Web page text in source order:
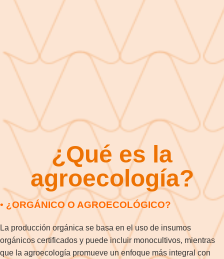
¿Qué es la
agroecología?
• ¿ORGÁNICO O AGROECOLÓGICO?
La producción orgánica se basa en el uso de insumos
orgánicos certificados y puede incluir monocultivos, mientras
que la agroecología promueve un enfoque más integral con